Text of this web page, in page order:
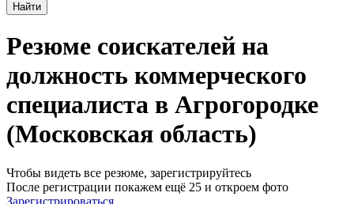
Найти
Резюме соискателей на
должность коммерческого
специалиста в Агрогородке
(Московская область)
Чтобы видеть все резюме, зарегистрируйтесь
После регистрации покажем ещё 25 и откроем фото
Зарегистрироваться